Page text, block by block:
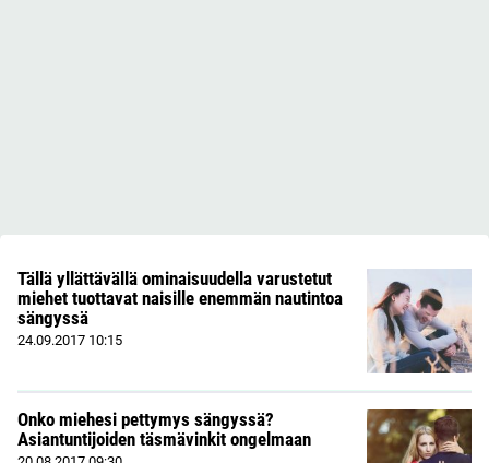
Tällä yllättävällä ominaisuudella varustetut
miehet tuottavat naisille enemmän nautintoa
sängyssä
24.09.2017 10:15
Onko miehesi pettymys sängyssä?
Asiantuntijoiden täsmävinkit ongelmaan